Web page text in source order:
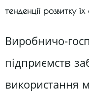
тенденції розвитку
Виробничо-
підприємств
використання